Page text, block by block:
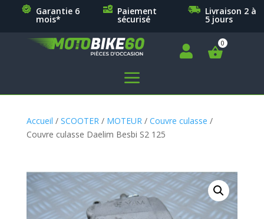
Garantie 6
mois*
Paiement
sécurisé
Livraison 2 à
5 jours

a
Accueil / SCOOTER / MOTEUR / Couvre culasse /
Couvre culasse Daelim Besbi S2 125